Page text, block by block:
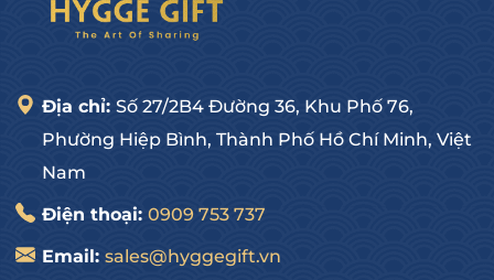
Địa chỉ: Số 27/2B4 Đường 36, Khu Phố 76,
Phường Hiệp Bình, Thành Phố Hồ Chí Minh, Việt
Nam
Điện thoại: 0909 753 737
Email: sales@hyggegift.vn